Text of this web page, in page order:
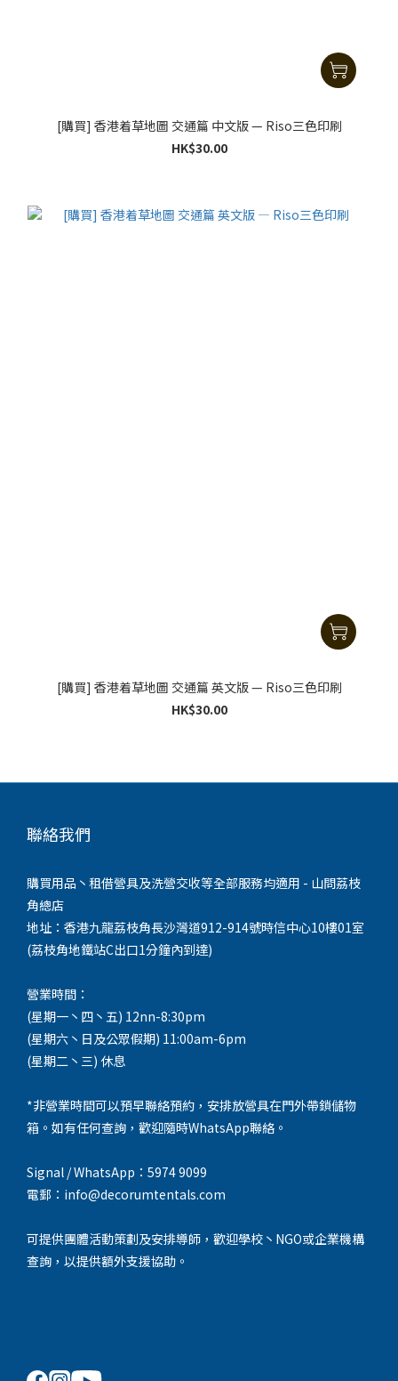
[購買] 香港着草地圖 交通篇 中文版 — Riso三色印刷
HK$30.00
[購買] 香港着草地圖 交通篇 英文版 — Riso三色印刷
HK$30.00
聯絡我們
購買用品丶租借營具及洗營交收等全部服務均適用 - 山問荔枝
角總店
地址：香港九龍荔枝角長沙灣道912-914號時信中心10樓01室
(荔枝角地鐵站C出口1分鐘內到達)
營業時間：
(星期一丶四丶五) 12nn-8:30pm
(星期六丶日及公眾假期) 11:00am-6pm
(星期二丶三) 休息
*非營業時間可以預早聯絡預約，安排放營具在門外帶鎖儲物
箱。如有任何查詢，歡迎隨時WhatsApp聯絡。
Signal / WhatsApp：5974 9099
電郵：info@decorumtentals.com
可提供團體活動策劃及安排導師，歡迎學校丶NGO或企業機構
查詢，以提供額外支援協助。